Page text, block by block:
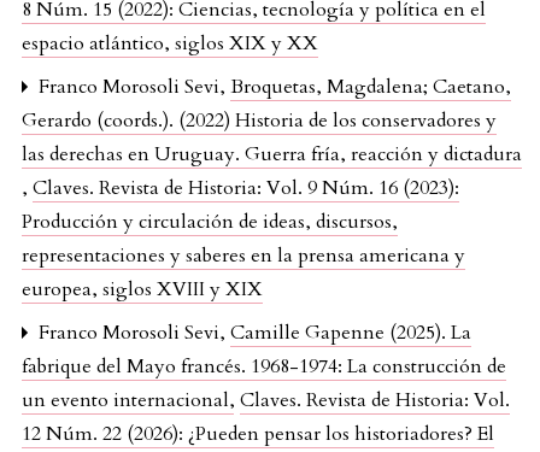
8 Núm. 15 (2022): Ciencias, tecnología y política en el
espacio atlántico, siglos XIX y XX
Franco Morosoli Sevi, Broquetas, Magdalena; Caetano,
Gerardo (coords.). (2022) Historia de los conservadores y
las derechas en Uruguay. Guerra fría, reacción y dictadura
, Claves. Revista de Historia: Vol. 9 Núm. 16 (2023):
Producción y circulación de ideas, discursos,
representaciones y saberes en la prensa americana y
europea, siglos XVIII y XIX
Franco Morosoli Sevi, Camille Gapenne (2025). La
fabrique del Mayo francés. 1968-1974: La construcción de
un evento internacional, Claves. Revista de Historia: Vol.
12 Núm. 22 (2026): ¿Pueden pensar los historiadores? El